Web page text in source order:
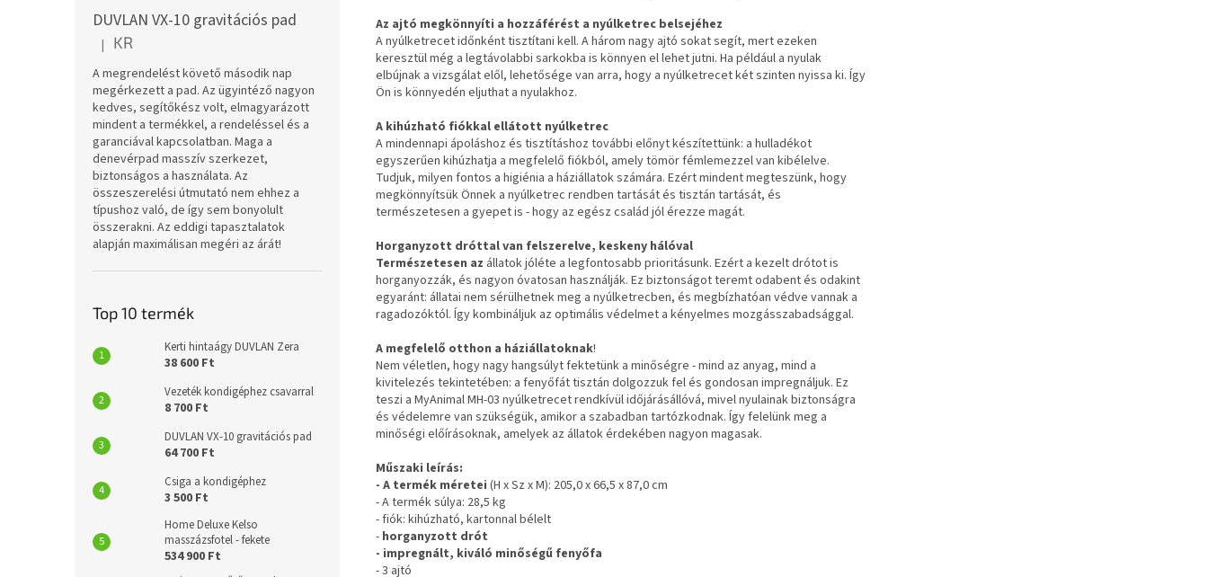
DUVLAN VX-10 gravitációs pad
A termék értékelése 5-ből 5 csillag.
| KR
A megrendelést követő második nap
megérkezett a pad. Az ügyintéző nagyon
kedves, segítőkész volt, elmagyarázott
mindent a termékkel, a rendeléssel és a
garanciával kapcsolatban. Maga a
denevérpad masszív szerkezet,
biztonságos a használata. Az
összeszerelési útmutató nem ehhez a
típushoz való, de így sem bonyolult
összerakni. Az eddigi tapasztalatok
alapján maximálisan megéri az árát!
Top 10 termék
Kerti hintaágy DUVLAN Zera
38 600 Ft
Vezeték kondigéphez csavarral
8 700 Ft
DUVLAN VX-10 gravitációs pad
64 700 Ft
Csiga a kondigéphez
3 500 Ft
Home Deluxe Kelso
masszázsfotel - fekete
534 900 Ft
Az ajtó megkönnyíti a hozzáférést a nyúlketrec belsejéhez
A nyúlketrecet időnként tisztítani kell. A három nagy ajtó sokat segít, mert ezeken
keresztül még a legtávolabbi sarkokba is könnyen el lehet jutni. Ha például a nyulak
elbújnak a vizsgálat elől, lehetősége van arra, hogy a nyúlketrecet két szinten nyissa ki. Így
Ön is könnyedén eljuthat a nyulakhoz.
A kihúzható fiókkal ellátott nyúlketrec
A mindennapi ápoláshoz és tisztításhoz további előnyt készítettünk: a hulladékot
egyszerűen kihúzhatja a megfelelő fiókból, amely tömör fémlemezzel van kibélelve.
Tudjuk, milyen fontos a higiénia a háziállatok számára. Ezért mindent megteszünk, hogy
megkönnyítsük Önnek a nyúlketrec rendben tartását és tisztán tartását, és
természetesen a gyepet is - hogy az egész család jól érezze magát.
Horganyzott dróttal van felszerelve, keskeny hálóval
Természetesen az állatok jóléte a legfontosabb prioritásunk. Ezért a kezelt drótot is
horganyozzák, és nagyon óvatosan használják. Ez biztonságot teremt odabent és odakint
egyaránt: állatai nem sérülhetnek meg a nyúlketrecben, és megbízhatóan védve vannak a
ragadozóktól. Így kombináljuk az optimális védelmet a kényelmes mozgásszabadsággal.
A megfelelő otthon a háziállatoknak!
Nem véletlen, hogy nagy hangsúlyt fektetünk a minőségre - mind az anyag, mind a
kivitelezés tekintetében: a fenyőfát tisztán dolgozzuk fel és gondosan impregnáljuk. Ez
teszi a MyAnimal MH-03 nyúlketrecet rendkívül időjárásállóvá, mivel nyulainak biztonságra
és védelemre van szükségük, amikor a szabadban tartózkodnak. Így felelünk meg a
minőségi előírásoknak, amelyek az állatok érdekében nagyon magasak.
Műszaki leírás:
- A termék méretei (H x Sz x M): 205,0 x 66,5 x 87,0 cm
- A termék súlya: 28,5 kg
- fiók: kihúzható, kartonnal bélelt
- horganyzott drót
- impregnált, kiváló minőségű fenyőfa
- 3 ajtó